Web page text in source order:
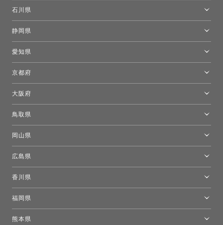
モーイ東京
キーブー東京
FLOS｜フロスデザインスペース青山
石川県
静岡県
愛知県
京都府
大阪府
鳥取県
岡山県
広島県
香川県
福岡県
熊本県